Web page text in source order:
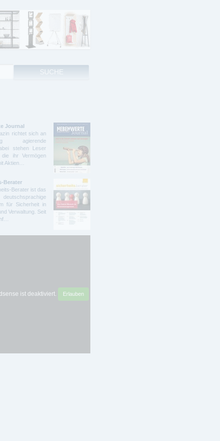
Journal
richtet sich an
agierende
stehen Leser
ihr Vermögen
Aktien…
Berater
Berater ist das
für Sicherheit in
Verwaltung. Seit
ist deaktiviert. Erlauben